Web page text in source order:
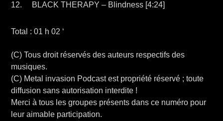
BLACK THERAPY – Blindness [4:24]
Total : 01 h 02 ‘
(C) Tous droit réservés des auteurs respectifs des
musiques.
(C) Metal invasion Podcast est propriété réservé ; toute
diffusion sans autorisation interdite !
Merci à tous les groupes présents dans ce numéro pour
leur aimable participation.